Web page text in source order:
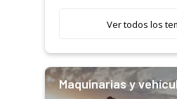
Ver todos los
Maquinarias y